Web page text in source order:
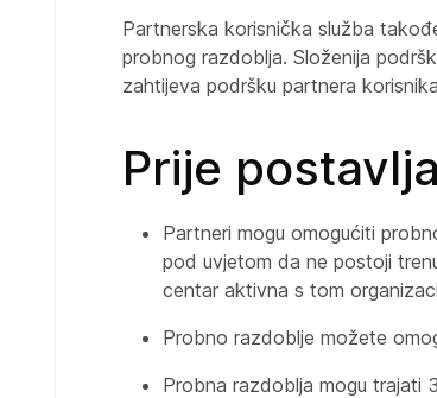
Partnerska korisnička služba
probnog razdoblja. Složenija
zahtijeva podršku partnera
Prije
Partneri mogu omogućiti
pod uvjetom da ne postoji
centar aktivna s tom
Probno razdoblje možete
Probna razdoblja mogu trajati